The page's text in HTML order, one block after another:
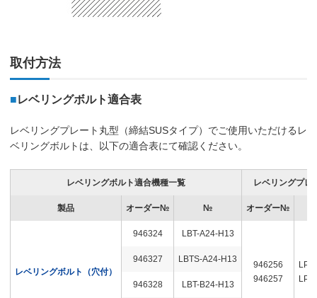
取付方法
■レベリングボルト適合表
レベリングプレート丸型（締結SUSタイプ）でご使用いただけるレ
ベリングボルトは、以下の適合表にて確認ください。
レベリングボルト適合機種一覧 レベリングプレ
製品 オーダー№ № オーダー№
レベリングボルト（穴付）
946324 LBT-A24-H13
946256
946257
946327 LBTS-A24-H13
946328 LBT-B24-H13